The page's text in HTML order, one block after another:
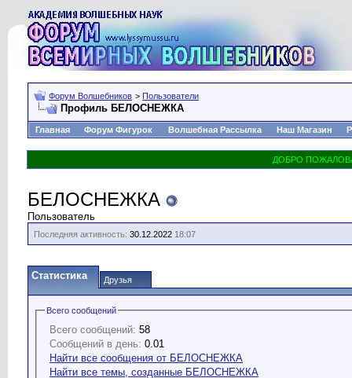
Форум Волшебников > Пользователи
Профиль БЕЛОСНЕЖКА
Главная Форум Фигурок Волшебная Рассылка Наш Магазин
БЕЛОСНЕЖКА
Пользователь
Последняя активность: 30.12.2022 18:07
Статистика Друзья
Всего сообщений
Всего сообщений: 58
Сообщений в день: 0.01
Найти все сообщения от БЕЛОСНЕЖКА
Найти все темы, созданные БЕЛОСНЕЖКА